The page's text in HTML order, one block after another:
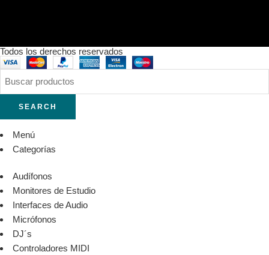
Todos los derechos reservados
SEARCH
Menú
Categorías
Audífonos
Monitores de Estudio
Interfaces de Audio
Micrófonos
DJ´s
Controladores MIDI